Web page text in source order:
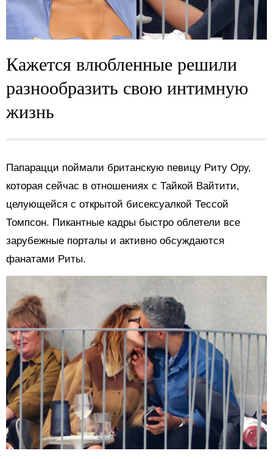
Кажется влюбленные решили
разнообразить свою интимную
жизнь
Папарацци поймали британскую певицу Риту Ору,
которая сейчас в отношениях с Тайкой Вайтити,
целующейся с открытой бисексуалкой Тессой
Томпсон. Пикантные кадры быстро облетели все
зарубежные порталы и активно обсуждаются
фанатами Риты.